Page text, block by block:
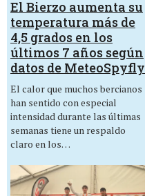
El Bierzo aumenta su
temperatura más de
4,5 grados en los
últimos 7 años según
datos de MeteoSpyfly
El calor que muchos bercianos
han sentido con especial
intensidad durante las últimas
semanas tiene un respaldo
claro en los…